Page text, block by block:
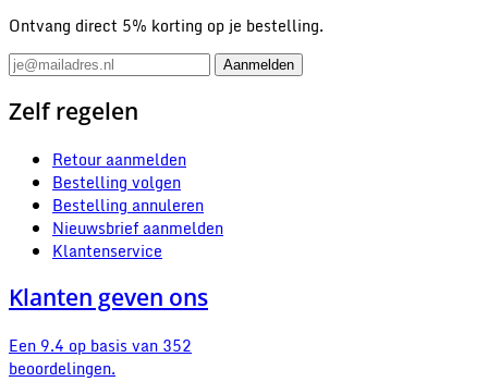
Ontvang direct 5% korting op je bestelling.
Zelf regelen
Retour aanmelden
Bestelling volgen
Bestelling annuleren
Nieuwsbrief aanmelden
Klantenservice
Klanten geven ons
Een 9.4 op basis van 352
beoordelingen.